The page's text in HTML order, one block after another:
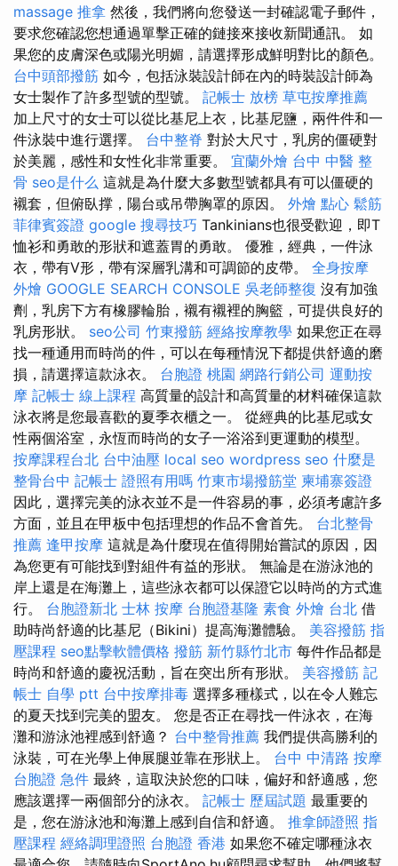
massage 推拿 然後，我們將向您發送一封確認電子郵件，
要求您確認您想通過單擊正確的鏈接來接收新聞通訊。 如
果您的皮膚深色或陽光明媚，請選擇形成鮮明對比的顏色。
台中頭部撥筋 如今，包括泳裝設計師在內的時裝設計師為
女士製作了許多型號的型號。 記帳士 放榜 草屯按摩推薦
加上尺寸的女士可以從比基尼上衣，比基尼鹽，兩件件和一
件泳裝中進行選擇。 台中整脊 對於大尺寸，乳房的僵硬對
於美麗，感性和女性化非常重要。 宜蘭外燴 台中 中醫 整
骨 seo是什么 這就是為什麼大多數型號都具有可以僵硬的
襯套，但俯臥撑，陽台或吊帶胸罩的原因。 外燴 點心 鬆筋
菲律賓簽證 google 搜尋技巧 Tankinians也很受歡迎，即T
恤衫和勇敢的形狀和遮蓋胃的勇敢。 優雅，經典，一件泳
衣，帶有V形，帶有深層乳溝和可調節的皮帶。 全身按摩
外燴 GOOGLE SEARCH CONSOLE 吳老師整復 沒有加強
劑，乳房下方有橡膠輪胎，襯有襯裡的胸籃，可提供良好的
乳房形狀。 seo公司 竹東撥筋 經絡按摩教學 如果您正在尋
找一種通用而時尚的件，可以在每種情況下都提供舒適的磨
損，請選擇這款泳衣。 台胞證 桃園 網路行銷公司 運動按
摩 記帳士 線上課程 高質量的設計和高質量的材料確保這款
泳衣將是您最喜歡的夏季衣櫃之一。 從經典的比基尼或女
性兩個浴室，永恆而時尚的女子一浴浴到更運動的模型。
按摩課程台北 台中油壓 local seo wordpress seo 什麼是
整骨台中 記帳士 證照有用嗎 竹東市場撥筋堂 柬埔寨簽證
因此，選擇完美的泳衣並不是一件容易的事，必須考慮許多
方面，並且在甲板中包括理想的作品不會首先。 台北整骨
推薦 逢甲按摩 這就是為什麼現在值得開始嘗試的原因，因
為您更有可能找到對組件有益的形狀。 無論是在游泳池的
岸上還是在海灘上，這些泳衣都可以保證它以時尚的方式進
行。 台胞證新北 士林 按摩 台胞證基隆 素食 外燴 台北 借
助時尚舒適的比基尼（Bikini）提高海灘體驗。 美容撥筋 指
壓課程 seo點擊軟體價格 撥筋 新竹縣竹北市 每件作品都是
時尚和舒適的慶祝活動，旨在突出所有形狀。 美容撥筋 記
帳士 自學 ptt 台中按摩排毒 選擇多種樣式，以在令人難忘
的夏天找到完美的盟友。 您是否正在尋找一件泳衣，在海
灘和游泳池裡感到舒適？ 台中整骨推薦 我們提供高勝利的
泳裝，可在光學上伸展腿並靠在形狀上。 台中 中清路 按摩
台胞證 急件 最終，這取決於您的口味，偏好和舒適感，您
應該選擇一兩個部分的泳衣。 記帳士 歷屆試題 最重要的
是，您在游泳池和海灘上感到自信和舒適。 推拿師證照 指
壓課程 經絡調理證照 台胞證 香港 如果您不確定哪種泳衣